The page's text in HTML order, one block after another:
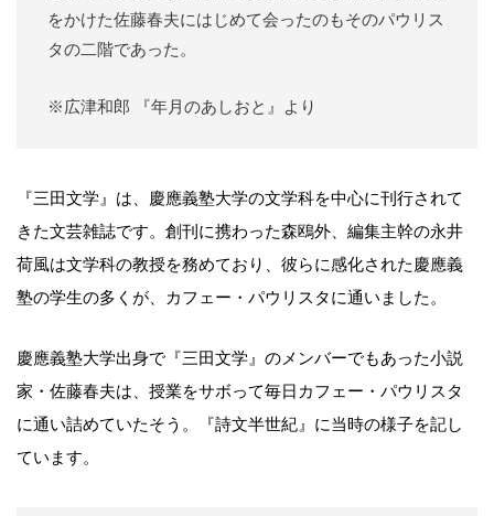
をかけた佐藤春夫にはじめて会ったのもそのパウリス
タの二階であった。
※広津和郎 『年月のあしおと』より
『三田文学』は、慶應義塾大学の文学科を中心に刊行されて
きた文芸雑誌です。創刊に携わった森鴎外、編集主幹の永井
荷風は文学科の教授を務めており、彼らに感化された慶應義
塾の学生の多くが、カフェー・パウリスタに通いました。
慶應義塾大学出身で『三田文学』のメンバーでもあった小説
家・佐藤春夫は、授業をサボって毎日カフェー・パウリスタ
に通い詰めていたそう。『詩文半世紀』に当時の様子を記し
ています。